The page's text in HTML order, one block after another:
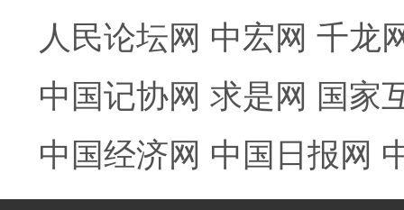
人民论坛网 中宏网 千龙
中国记协网 求是网 国家
中国经济网 中国日报网